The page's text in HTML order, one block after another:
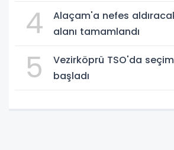
4
Alaçam'a nefes
alanı tamamlandı
5
Vezirköprü TSO'da
başladı